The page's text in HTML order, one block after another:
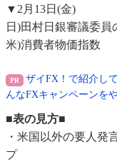
▼2月13日(金)
日)田村日銀審議委員
米)消費者物価指数
ザイFX！で紹介し
んなFXキャンペーンを
■表の見方■
・米国以外の要人発
プ